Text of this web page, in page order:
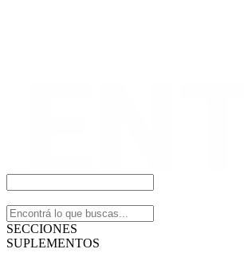
SECCIONES
SUPLEMENTOS